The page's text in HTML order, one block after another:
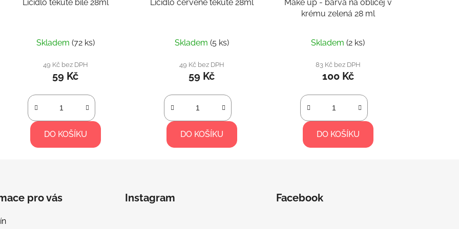
Líčidlo tekuté bílé 28ml
Skladem (72 ks)
49 Kč bez DPH
59 Kč
DO KOŠÍKU
Líčidlo červené tekuté 28ml
Skladem (5 ks)
49 Kč bez DPH
59 Kč
DO KOŠÍKU
Make up - barva na obličej v
krému zelená 28 ml
Skladem(2 ks)
83 Kč bez DPH
100 Kč
DO KOŠÍKU
pro vás Instagram Facebook